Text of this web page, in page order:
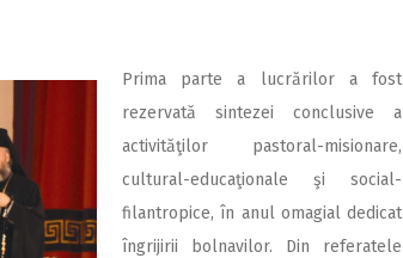
Prima parte a lucrărilor a fost
rezervată sintezei conclusive a
activităţilor pastoral-misionare,
cultural-educaţionale şi social-
filantropice, în anul omagial dedicat
îngrijirii bolnavilor. Din referatele